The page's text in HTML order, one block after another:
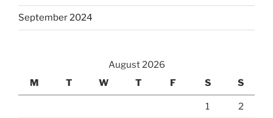
September 2024
August 2026
M
T W T F S S
1 2